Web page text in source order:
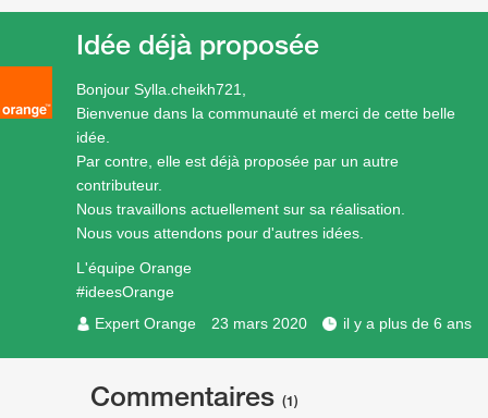
Bonjour Sylla.cheikh721,
Bienvenue dans la communauté et merci de cette belle
idée.
Par contre, elle est déjà proposée par un autre
contributeur.
Nous travaillons actuellement sur sa réalisation.
Nous vous attendons pour d'autres idées.
L'équipe Orange
#ideesOrange
Expert Orange
23 mars 2020 il y a plus de 6 ans
Idée déjà proposée
Commentaires (1)